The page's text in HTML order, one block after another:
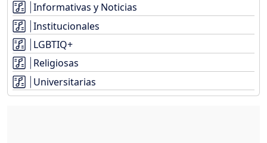
Informativas y Noticias
Institucionales
LGBTIQ+
Religiosas
Universitarias